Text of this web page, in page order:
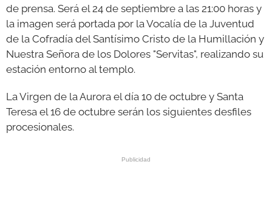
de prensa. Será el 24 de septiembre a las 21:00 horas y
la imagen será portada por la Vocalía de la Juventud
de la Cofradía del Santísimo Cristo de la Humillación y
Nuestra Señora de los Dolores "Servitas", realizando su
estación entorno al templo.
La Virgen de la Aurora el día 10 de octubre y Santa
Teresa el 16 de octubre serán los siguientes desfiles
procesionales.